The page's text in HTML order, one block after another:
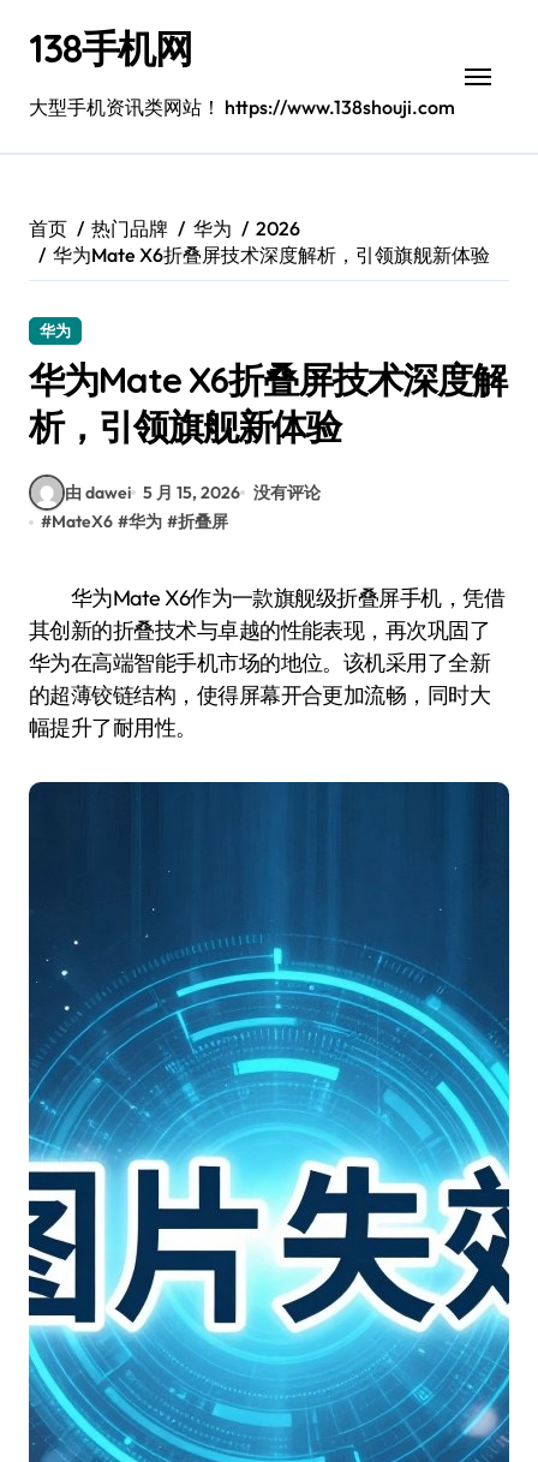
138手机网
大型手机资讯类网站！ https://www.138shouji.com
首页 热门品牌 华为
2026
华为Mate X6折叠屏技术深度解析，引领旗舰新体验
华为
华为Mate X6折叠屏技术深度解
析，引领旗舰新体验
由 dawei 5 月 15, 2026 没有评论
#MateX6 #华为 #折叠屏
华为Mate X6作为一款旗舰级折叠屏手机，凭借
其创新的折叠技术与卓越的性能表现，再次巩固了
华为在高端智能手机市场的地位。该机采用了全新
的超薄铰链结构，使得屏幕开合更加流畅，同时大
幅提升了耐用性。